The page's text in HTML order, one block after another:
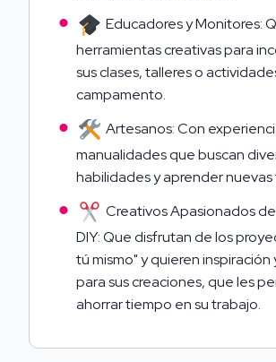
Educadores y Monitores:
herramientas creativas para
sus clases, talleres o
campamento.
Artesanos: Con
manualidades que buscan
habilidades y aprender nuevas
Creativos Apasionados
DIY: Que disfrutan de los
tú mismo" y quieren
para sus creaciones, que les
ahorrar tiempo en su trabajo.